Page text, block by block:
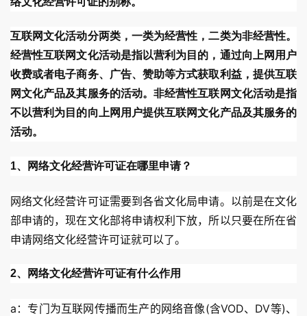
互联网文化活动分两类，一类为经营性，二类为非经营性。
经营性互联网文化活动是指以营利为目的，通过向上网用户
收费或者电子商务、广告、赞助等方式获取利益，提供互联
网文化产品及其服务的活动。非经营性互联网文化活动是指
不以营利为目的向上网用户提供互联网文化产品及其服务的
活动。
1、网络文化经营许可证在哪里申请？
网络文化经营许可证需要到各省文化局申请。以前是在文化
部申请的，现在文化部将申请权利下放，所以只要在所在省
申请网络文化经营许可证就可以了。
2、网络文化经营许可证有什么作用
a：专门为互联网传播而生产的网络音像(含VOD、DV等)、